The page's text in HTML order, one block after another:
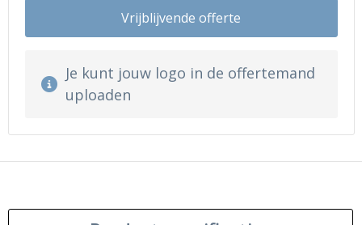
Vrijblijvende offerte
Je kunt jouw logo in de offertemand
uploaden